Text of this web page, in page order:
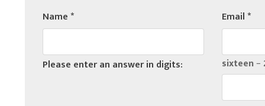
Name* Email*
Please enter an answer in digits: sixteen −